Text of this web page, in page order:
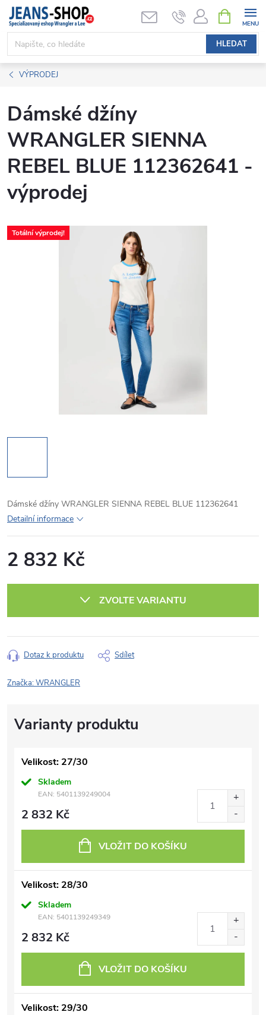
Přejít
obsah
HLEDAT
NÁKUPNÍ
KOŠÍK
VÝPRODEJ
Dámské džíny
WRANGLER SIENNA
REBEL BLUE 112362641 -
výprodej
Totální výprodej!
Dámské džíny WRANGLER SIENNA REBEL BLUE 112362641
Detailní informace
2 832 Kč
ZVOLTE VARIANTU
Dotaz k produktu Sdílet
Značka:WRANGLER
Velikost: 27/30
Skladem
EAN: 5401139249004
2 832 Kč
VLOŽIT DO KOŠÍKU
Velikost: 28/30
Skladem
EAN: 5401139249349
2 832 Kč
VLOŽIT DO KOŠÍKU
Velikost: 29/30